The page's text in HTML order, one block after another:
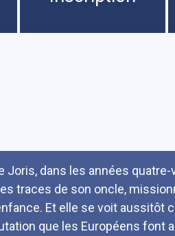
Joris, dans les années
traces de son oncle,
Et elle se voit aussitôt
que les Européens font